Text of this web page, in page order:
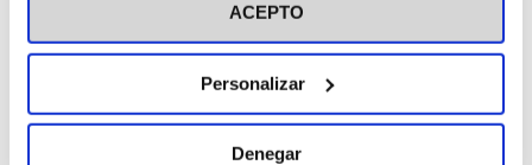
ACEPTO
Personalizar
Denegar